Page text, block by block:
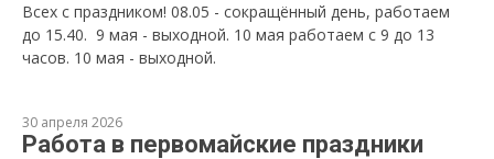
Всех с праздником! 08.05 - сокращённый день, работаем
до 15.40. 9 мая - выходной. 10 мая работаем с 9 до 13
часов. 10 мая - выходной.
30 апреля 2026
Работа в первомайские праздники